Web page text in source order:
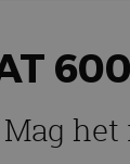
Mag